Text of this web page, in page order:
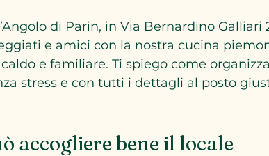
di Parin, in Via Bernardino Galliari
e amici con la nostra cucina
e familiare. Ti spiego come
stress e con tutti i dettagli al posto
accogliere bene il locale